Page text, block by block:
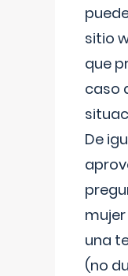
sitio
que
caso
De
una
(no